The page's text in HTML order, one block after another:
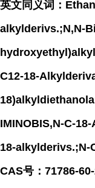
英文同义词：
alkylderivs.;N,N-
C12-18-
IMINOBIS,N-C-
18-
CAS号：71786-